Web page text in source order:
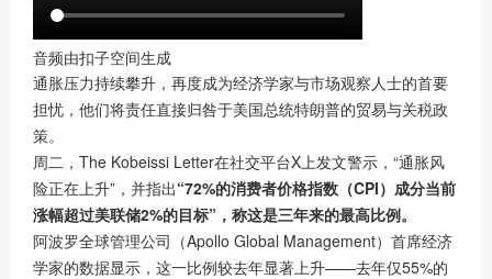
音频由扣子空间生成
通胀压力持续攀升，再度成为经济学家与市场观察人士的首要
担忧，他们将责任直接归咎于美国总统特朗普的贸易与关税政
策。
周二，The Kobeissi Letter在社交平台X上发文警示，“通胀风
险正在上升”，并指出“72%的消费者价格指数（CPI）成分当前
涨幅超过美联储2%的目标”，称这是三年来的最高比例。
阿波罗全球管理公司（Apollo Global Management）首席经济
学家的数据显示，这一比例较去年显著上升——去年仅55%的